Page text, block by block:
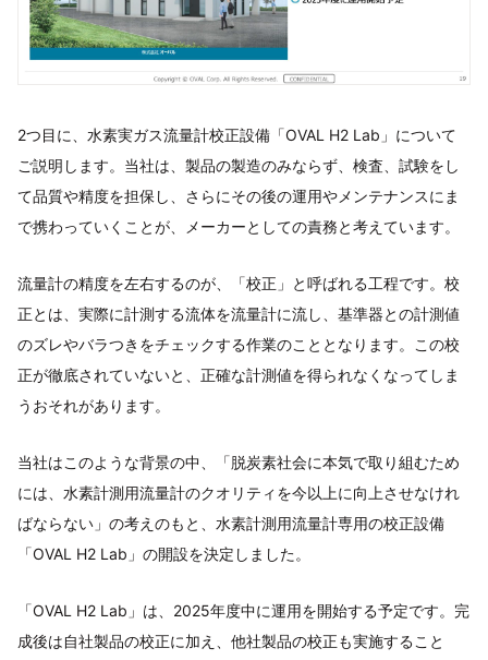
2つ目に、水素実ガス流量計校正設備「OVAL H2 Lab」について
ご説明します。当社は、製品の製造のみならず、検査、試験をし
て品質や精度を担保し、さらにその後の運用やメンテナンスにま
で携わっていくことが、メーカーとしての責務と考えています。
流量計の精度を左右するのが、「校正」と呼ばれる工程です。校
正とは、実際に計測する流体を流量計に流し、基準器との計測値
のズレやバラつきをチェックする作業のこととなります。この校
正が徹底されていないと、正確な計測値を得られなくなってしま
うおそれがあります。
当社はこのような背景の中、「脱炭素社会に本気で取り組むため
には、水素計測用流量計のクオリティを今以上に向上させなけれ
ばならない」の考えのもと、水素計測用流量計専用の校正設備
「OVAL H2 Lab」の開設を決定しました。
「OVAL H2 Lab」は、2025年度中に運用を開始する予定です。完
成後は自社製品の校正に加え、他社製品の校正も実施すること